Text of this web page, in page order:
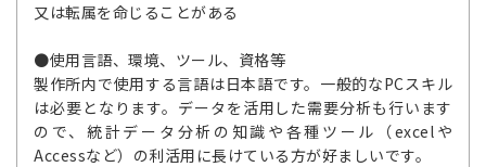
又は転属を命じることがある
●使用言語、環境、ツール、資格等
製作所内で使用する言語は日本語です。一般的なPCスキル
は必要となります。データを活用した需要分析も行います
ので、統計データ分析の知識や各種ツール（excelや
Accessなど）の利活用に長けている方が好ましいです。